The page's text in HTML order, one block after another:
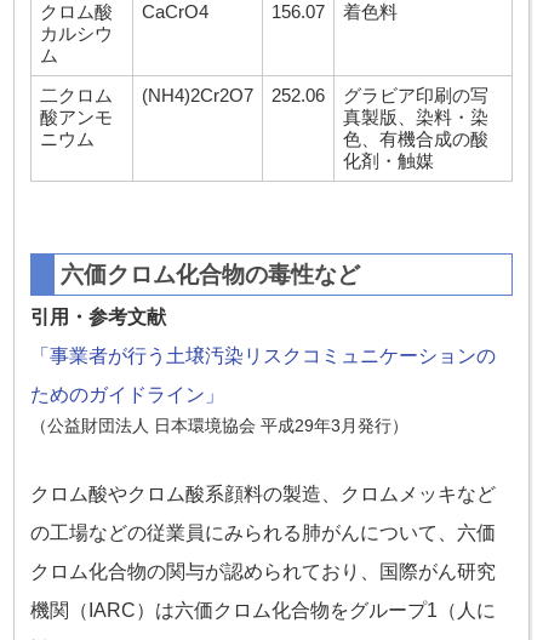
クロム酸
カルシウ
ム
CaCrO4 156.07 着色料
二クロム
酸アンモ
ニウム
(NH4)2Cr2O7 252.06
グラビア印刷の写
真製版、染料・染
色、有機合成の酸
化剤・触媒
六価クロム化合物の毒性など
引用・参考文献
「事業者が行う土壌汚染リスクコミュニケーションの
ためのガイドライン」
（公益財団法人 日本環境協会 平成29年3月発行）
クロム酸やクロム酸系顔料の製造、クロムメッキなど
の工場などの従業員にみられる肺がんについて、六価
クロム化合物の関与が認められており、国際がん研究
機関（IARC）は六価クロム化合物をグループ1（人に